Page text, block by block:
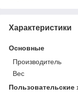
Характеристики
Основные
Производитель
Вес
Пользовательские